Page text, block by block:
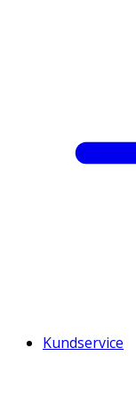
Kundservice